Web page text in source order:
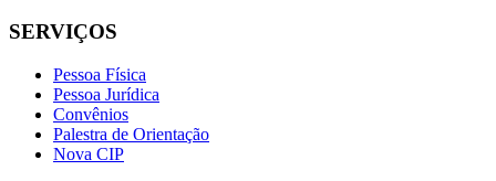
SERVIÇOS
Pessoa Física
Pessoa Jurídica
Convênios
Palestra de Orientação
Nova CIP